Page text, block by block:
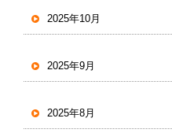
2025年10月
2025年9月
2025年8月